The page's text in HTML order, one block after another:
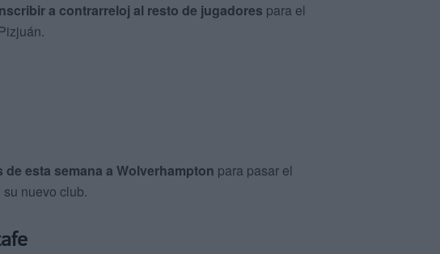
a contrarreloj al resto de jugadores para el
esta semana a Wolverhampton para pasar el
nuevo club.